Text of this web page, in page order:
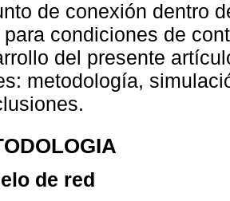
de conexión dentro
para condiciones de
del presente
metodología,
de red